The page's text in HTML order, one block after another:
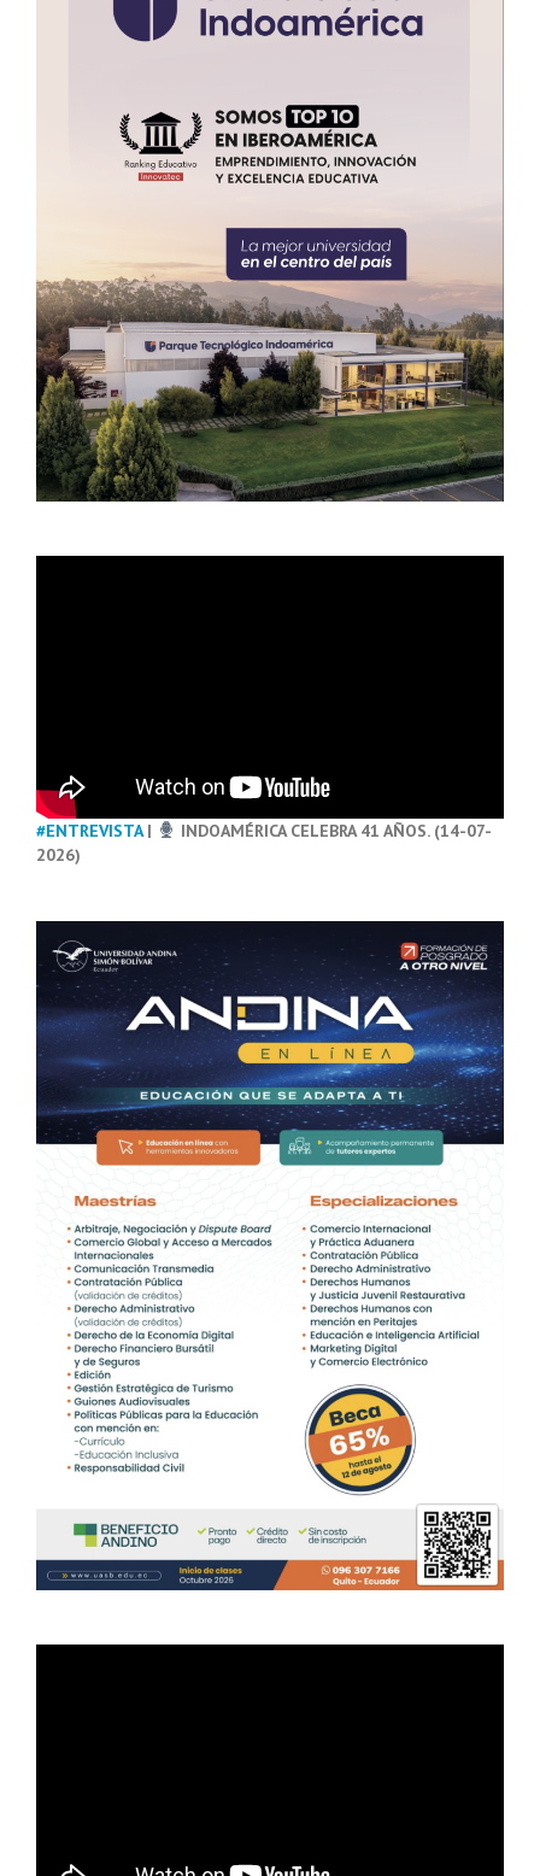
#ENTREVISTA|
INDOAMÉRICA CELEBRA 41 AÑOS. (14-07-
2026)